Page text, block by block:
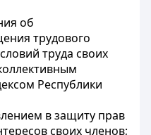
об
трудового
труда своих
Республики
в защиту прав
своих членов;